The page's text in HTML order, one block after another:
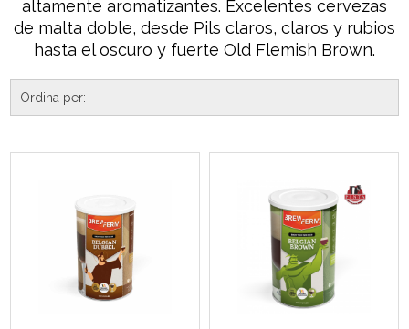
altamente aromatizantes. Excelentes cervezas
de malta doble, desde Pils claros, claros y rubios
hasta el oscuro y fuerte Old Flemish Brown.